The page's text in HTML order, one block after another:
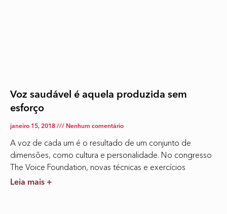
Voz saudável é aquela produzida sem
esforço
janeiro 15, 2018 Nenhum comentário
A voz de cada um é o resultado de um conjunto de
dimensões, como cultura e personalidade. No congresso
The Voice Foundation, novas técnicas e exercícios
Leia mais +